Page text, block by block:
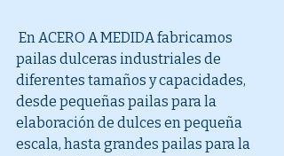
pailas dulceras industriales de
diferentes tamaños y capacidades,
desde pequeñas pailas para la
elaboración de dulces en pequeña
escala, hasta grandes pailas para la